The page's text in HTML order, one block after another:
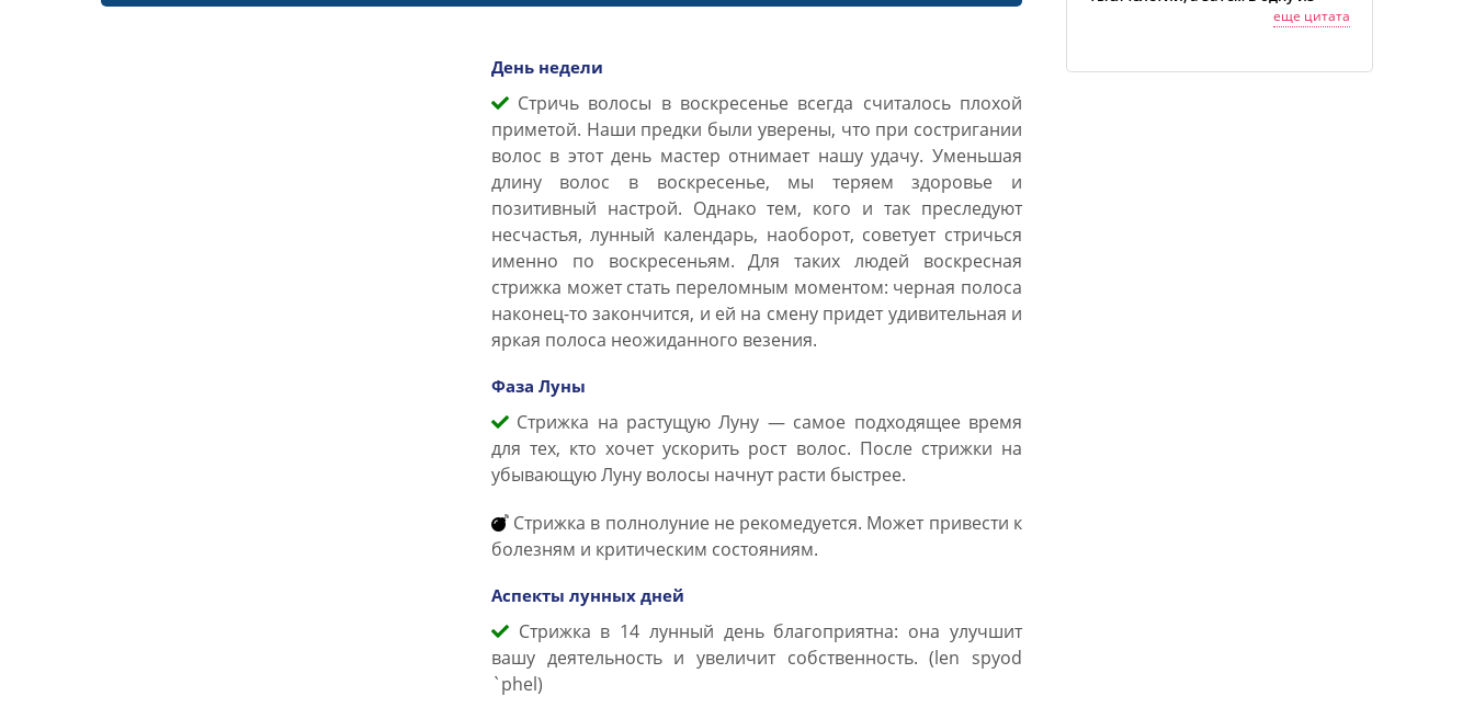
День недели
Стричь волосы в воскресенье всегда считалось плохой
приметой. Наши предки были уверены, что при состригании
волос в этот день мастер отнимает нашу удачу. Уменьшая
длину волос в воскресенье, мы теряем здоровье и
позитивный настрой. Однако тем, кого и так преследуют
несчастья, лунный календарь, наоборот, советует стричься
именно по воскресеньям. Для таких людей воскресная
стрижка может стать переломным моментом: черная полоса
наконец-то закончится, и ей на смену придет удивительная и
яркая полоса неожиданного везения.
Фаза Луны
Стрижка на растущую Луну — самое подходящее время
для тех, кто хочет ускорить рост волос. После стрижки на
убывающую Луну волосы начнут расти быстрее.
Стрижка в полнолуние не рекомедуется. Может привести к
болезням и критическим состояниям.
Аспекты лунных дней
Стрижка в 14 лунный день благоприятна: она улучшит
вашу деятельность и увеличит собственность. (len spyod
`phel)
жизней они вдруг начинают
продвигаются вперед гигантскими
еще цитата